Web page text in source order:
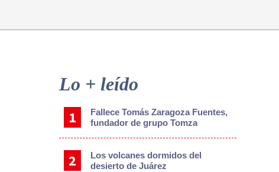
Sidebar
Lo + leído
Fallece Tomás Zaragoza Fuentes,
fundador de grupo Tomza
Los volcanes dormidos del
desierto de Juárez